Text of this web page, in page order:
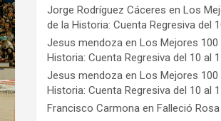
Jorge Rodríguez Cáceres enLos
de la Historia: Cuenta Regresiva del
Jesus mendoza enLos Mejores
Historia: Cuenta Regresiva del 10 al 1
Jesus mendoza enLos Mejores
Historia: Cuenta Regresiva del 10 al 1
Francisco Carmona enFalleció